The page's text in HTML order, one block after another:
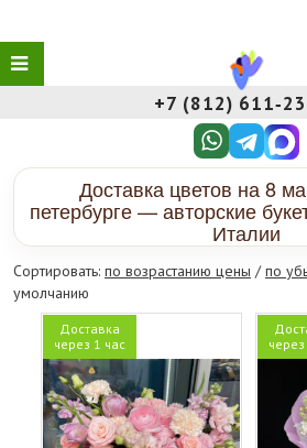
+7 (812)
Доставка цветов на 8
петербурге — авторские
Италии
Сортировать: по возрастанию цены /по
умолчанию
Доставка
через 1 час